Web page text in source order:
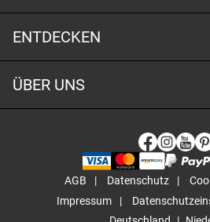
ENTDECKEN
ÜBER UNS
AGB Datenschutz
Impressum